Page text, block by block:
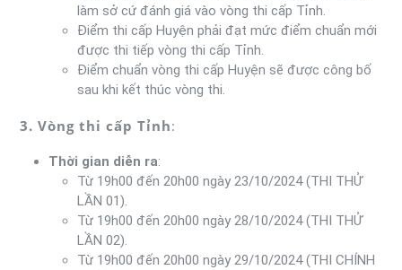
làm sở cứ đánh giá vào vòng thi cấp Tỉnh.
Điểm thi cấp Huyện phải đạt mức điểm chuẩn mới
được thi tiếp vòng thi cấp Tỉnh.
Điểm chuẩn vòng thi cấp Huyện sẽ được công bố
sau khi kết thúc vòng thi.
3. Vòng thi cấp Tỉnh:
Thời gian diễn ra:
Từ 19h00 đến 20h00 ngày 23/10/2024 (THI THỬ
LẦN 01).
Từ 19h00 đến 20h00 ngày 28/10/2024 (THI THỬ
LẦN 02).
Từ 19h00 đến 20h00 ngày 29/10/2024 (THI CHÍNH